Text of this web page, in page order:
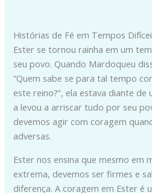
Histórias de Fé em Tempos
Ester se tornou rainha em um
seu povo. Quando Mardoqueu
“Quem sabe se para tal tempo
este reino?”, ela estava diante de
a levou a arriscar tudo por seu
devemos agir com coragem
adversas.
Ester nos ensina que mesmo em
extrema, devemos ser firmes e
diferença. A coragem em Ester é